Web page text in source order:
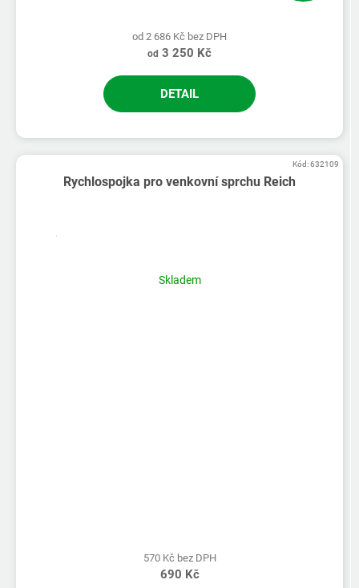
od 2 686 Kč bez DPH
od 3 250 Kč
DETAIL
Rychlospojka pro venkovní sprchu Reich
produktu
Skladem
570 Kč bez DPH
690 Kč
Kód:632109